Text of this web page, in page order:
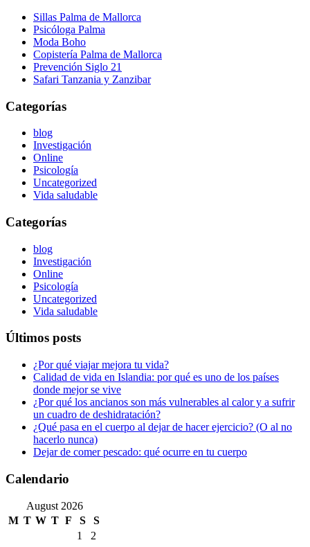
Sillas Palma de Mallorca
Psicóloga Palma
Moda Boho
Copistería Palma de Mallorca
Prevención Siglo 21
Safari Tanzania y Zanzibar
Categorías
blog
Investigación
Online
Psicología
Uncategorized
Vida saludable
Categorías
blog
Investigación
Online
Psicología
Uncategorized
Vida saludable
Últimos posts
¿Por qué viajar mejora tu vida?
Calidad de vida en Islandia: por qué es uno de los países
donde mejor se vive
¿Por qué los ancianos son más vulnerables al calor y a sufrir
un cuadro de deshidratación?
¿Qué pasa en el cuerpo al dejar de hacer ejercicio? (O al no
hacerlo nunca)
Dejar de comer pescado: qué ocurre en tu cuerpo
Calendario
August 2026
M T W T F S
S
1
2